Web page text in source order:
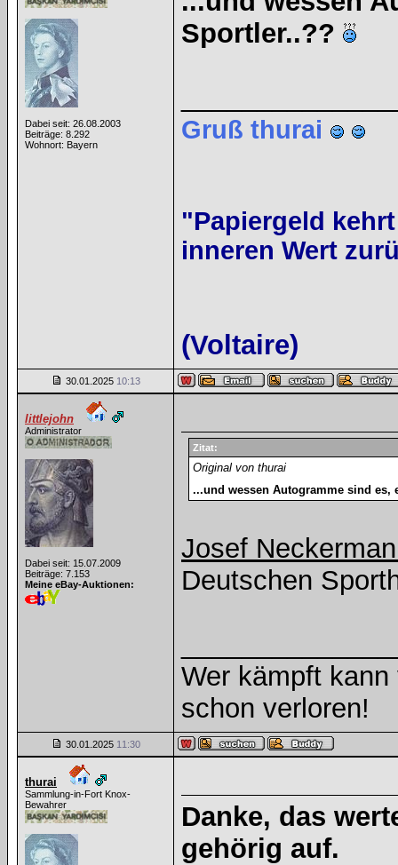
Dabei seit: 26.08.2003
Beiträge: 8.292
Wohnort: Bayern
Sportler..??
Gruß thurai
"Papiergeld
inneren Wert
(Voltaire)
30.01.2025 10:13
littlejohn
Administrator
Dabei seit: 15.07.2009
Beiträge: 7.153
Meine eBay-Auktionen:
Zitat:
Original von thurai
...und wessen Autogramme sind es,
Josef
Deutschen
Wer kämpft
schon verloren!
30.01.2025 11:30
thurai
Sammlung-in-Fort Knox-
Bewahrer
Danke, das
gehörig auf.